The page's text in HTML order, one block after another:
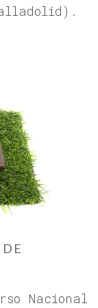
Nacional